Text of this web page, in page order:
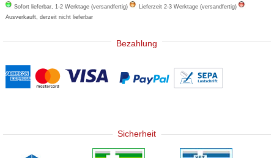
Sofort lieferbar, 1-2 Werktage (versandfertig)
Lieferzeit 2-3 Werktage (versandfertig)
Ausverkauft, derzeit nicht lieferbar
Bezahlung
Sicherheit